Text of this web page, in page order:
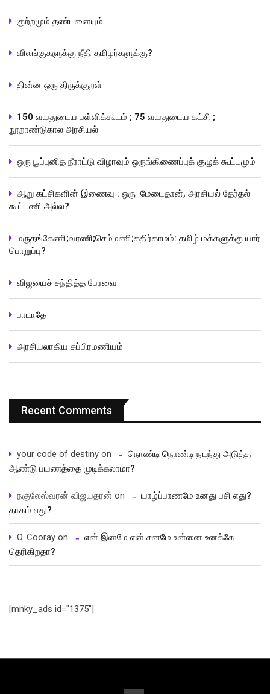
குற்றமும் தண்டனையும்
விலங்குகளுக்கு நீதி தமிழர்களுக்கு?
தின்ன ஒரு திருக்குறள்
150 வயதுடைய பள்ளிக்கூடம் ; 75 வயதுடைய கட்சி ;
நூறாண்டுகால அரசியல்
ஒரு பூப்புனித நீராட்டு விழாவும் ஒருங்கிணைப்புக் குழுக் கூட்டமும்
ஆறு கட்சிகளின் இணைவு : ஒரு மேடைதான், அரசியல் தேர்தல்
கூட்டணி அல்ல?
மருதங்கேணி;வரணி;செம்மணி;கதிர்காமம்: தமிழ் மக்களுக்கு யார்
பொறுப்பு?
விஜயைச் சந்தித்த பேரவை
பாடாதே
அரசியலாகிய சுப்பிரமணியம்
Recent Comments
your code of destiny on
நொண்டி நொண்டி நடந்து அடுத்த
ஆண்டு பயணத்தை முடிக்கலாமா?
நகுலேஸ்வரன் விஜயதரன் on
யாழ்ப்பாணமே உனது பசி எது?
தாகம் எது?
O. Cooray on
என் இனமே என் சனமே உன்னை உனக்கே
தெரிகிறதா?
[mnky_ads id="1375"]